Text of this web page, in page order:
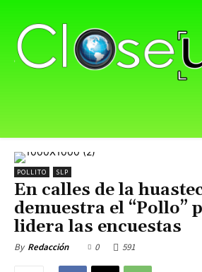
POLLITO SLP
En calles de la
demuestra el “Pollo”
lidera las encuestas
By Redacción 0 591